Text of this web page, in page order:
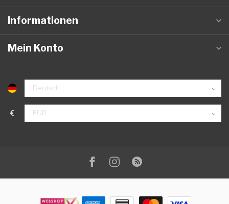
Informationen
Mein Konto
€